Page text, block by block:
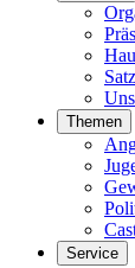
Themen
Service